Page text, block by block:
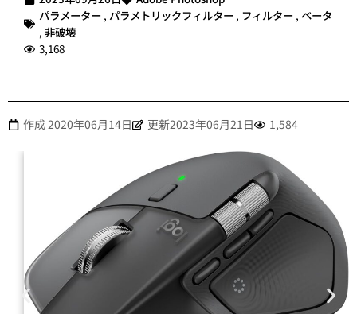
パラメーター , パラメトリックフィルター , フィルター , ベータ
, 非破壊
3,168
作成2020年06月14日 更新2023年06月21日 1,584